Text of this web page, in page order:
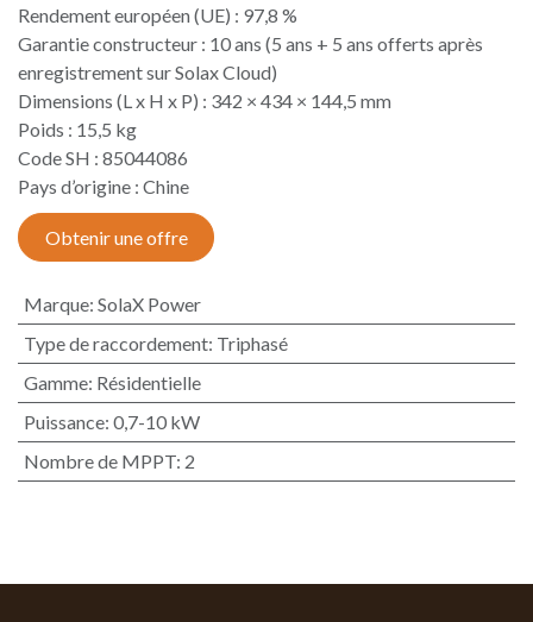
Rendement européen (UE) : 97,8 %
Garantie constructeur : 10 ans (5 ans + 5 ans offerts après
enregistrement sur Solax Cloud)
Dimensions (L x H x P) : 342 × 434 × 144,5 mm
Poids : 15,5 kg
Code SH : 85044086
Pays d’origine : Chine​
Obtenir une offre
Marque: SolaX Power
Type de raccordement: Triphasé
Gamme: Résidentielle
Puissance: 0,7-10 kW
Nombre de MPPT: 2